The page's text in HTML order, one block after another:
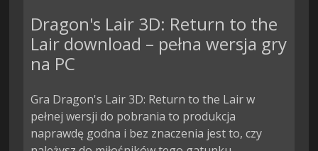
Dragon's Lair 3D: Return to the
Lair download – pełna wersja gry
na PC
Gra Dragon's Lair 3D: Return to the Lair w
pełnej wersji do pobrania to produkcja
naprawdę godna i bez znaczenia jest to, czy